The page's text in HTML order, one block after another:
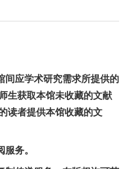
间应学术研究需求所提供的
生获取本馆未收藏的文献
读者提供本馆收藏的文
务。